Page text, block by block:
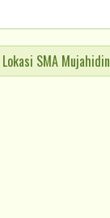
Lokasi SMA Mujahidin